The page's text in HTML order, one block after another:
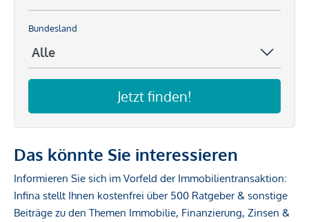
Bundesland
Jetzt finden!
Das könnte Sie interessieren
Informieren Sie sich im Vorfeld der Immobilientransaktion:
Infina stellt Ihnen kostenfrei über 500 Ratgeber & sonstige
Beiträge zu den Themen Immobilie, Finanzierung, Zinsen &